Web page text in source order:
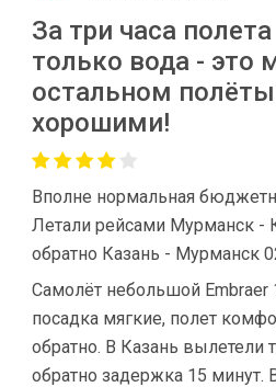
За три часа
только вода - это
остальном
хорошими!
Вполне нормальная
Летали рейсами Мурманск -
обратно Казань - Мурманск
Самолёт небольшой Embraer
посадка мягкие, полет
обратно. В Казань вылетели
обратно задержка 15 минут.